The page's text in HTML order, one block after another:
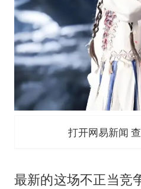
打开网易新闻
最新的这场不正当竞